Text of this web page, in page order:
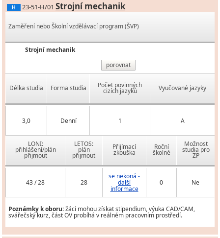
H 23-51-H/01 Strojní mechanik
Zaměření nebo Školní vzdělávací program (ŠVP)
Strojní mechanik
porovnat
Délka studia Forma studia Počet povinných
cizích jazyků Vyučované jazyky
3,0 Denní 1 A
LONI:
přihlášení/plán
přijmout
LETOS:
plán
přijmout
Přijímací
zkouška
Roční
školné
Možnost
studia pro
ZP
43 / 28 28
se nekoná -
další
informace
0 Ne
Poznámky k oboru:žáci mohou získat stipendium, výuka CAD/CAM,
svářečský kurz, část OV probíhá v reálném pracovním prostředí.